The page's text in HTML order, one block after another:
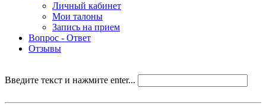
Личный кабинет
Мои талоны
Запись на прием
Вопрос - Ответ
Отзывы
Введите текст и нажмите enter...